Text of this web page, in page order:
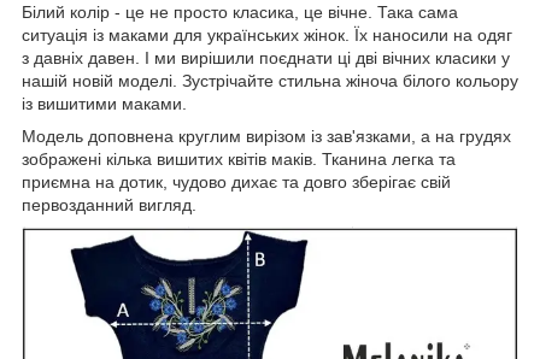
Білий колір - це не просто класика, це вічне. Така сама
ситуація із маками для українських жінок. Їх наносили на одяг
з давніх давен. І ми вирішили поєднати ці дві вічних класики у
нашій новій моделі. Зустрічайте стильна жіноча білого кольору
із вишитими маками.
Модель доповнена круглим вирізом із зав'язками, а на грудях
зображені кілька вишитих квітів маків. Тканина легка та
приємна на дотик, чудово дихає та довго зберігає свій
первозданний вигляд.